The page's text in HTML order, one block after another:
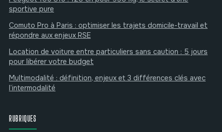
sportive pure
Comuto Pro à Paris : optimiser les trajets domicile-travail et
répondre aux enjeux RSE
Location de voiture entre particuliers sans caution : 5 jours
pour libérer votre budget
Multimodalité : définition, enjeux et 3 différences clés avec
l’intermodalité
RUBRIQUES